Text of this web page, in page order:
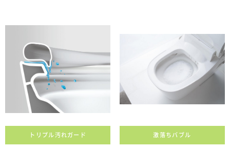
トリプル汚れガード 激落ちバブル